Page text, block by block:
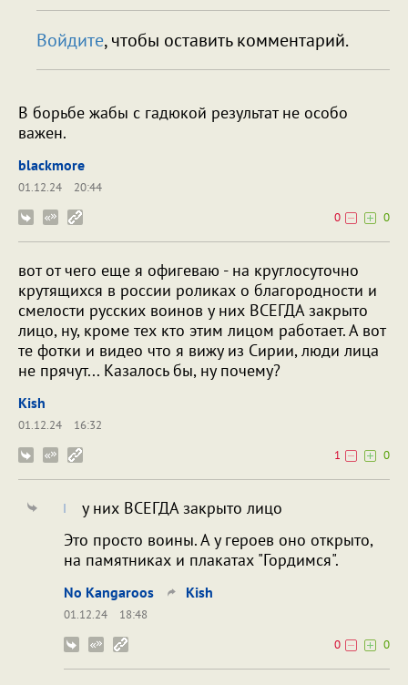
Войдите, чтобы оставить комментарий.
В борьбе жабы с гадюкой результат не особо
важен.
blackmore
01.12.24
20:44
0
0
вот от чего еще я офигеваю - на круглосуточно
крутящихся в россии роликах о благородности и
смелости русских воинов у них ВСЕГДА закрыто
лицо, ну, кроме тех кто этим лицом работает. А вот
те фотки и видео что я вижу из Сирии, люди лица
не прячут... Казалось бы, ну почему?
Kish
01.12.24
16:32
1
0
у них ВСЕГДА закрыто лицо
Это просто воины. А у героев оно открыто,
на памятниках и плакатах "Гордимся".
No Kangaroos Kish
01.12.24
18:48
0
0